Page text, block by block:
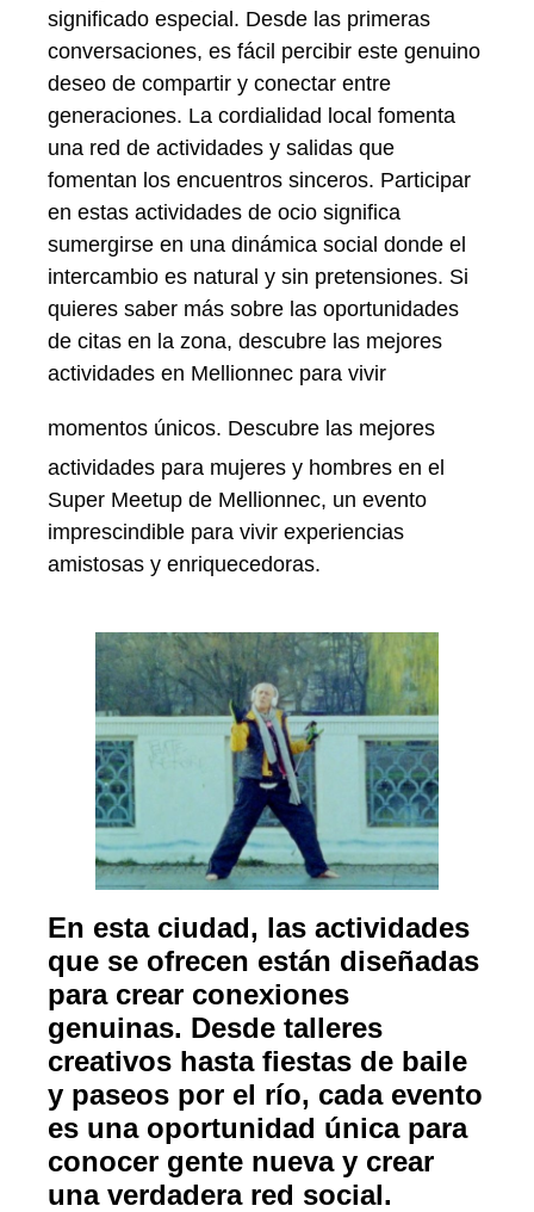
significado especial. Desde las primeras
conversaciones, es fácil percibir este genuino
deseo de compartir y conectar entre
generaciones. La cordialidad local fomenta
una red de actividades y salidas que
fomentan los encuentros sinceros. Participar
en estas actividades de ocio significa
sumergirse en una dinámica social donde el
intercambio es natural y sin pretensiones. Si
quieres saber más sobre las oportunidades
de citas en la zona, descubre las mejores
actividades en Mellionnec para vivir
momentos únicos. Descubre las mejores
actividades para mujeres y hombres en el
Super Meetup de Mellionnec, un evento
imprescindible para vivir experiencias
amistosas y enriquecedoras.
En esta ciudad, las actividades
que se ofrecen están diseñadas
para crear conexiones
genuinas. Desde talleres
creativos hasta fiestas de baile
y paseos por el río, cada evento
es una oportunidad única para
conocer gente nueva y crear
una verdadera red social.